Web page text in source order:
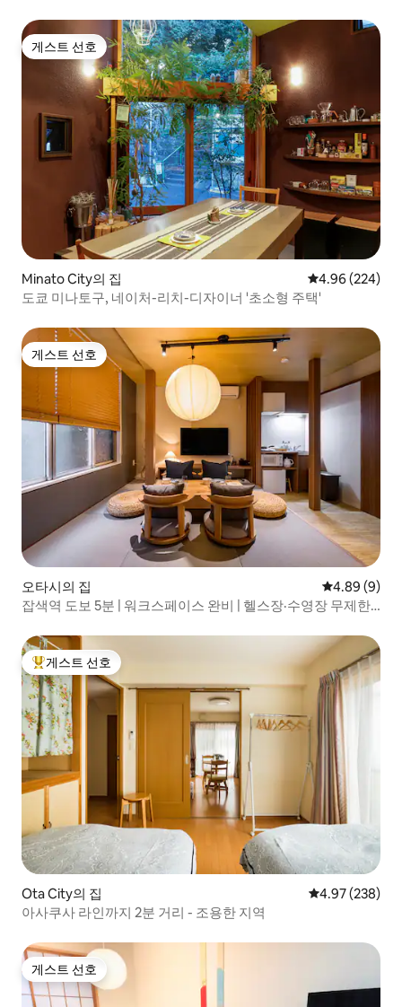
게스트 선호
게스트 선호
Minato City의 집 평점 4.96점(5
4.96 (224)
도쿄 미나토구, 네이처-리치-디자이너 '초소형 주택'
게스트 선호
게스트 선호
오타시의 집 평점 4.89점
4.89 (9)
잡색역 도보 5분 | 워크스페이스 완비 | 헬스장·수영장 무제한
상위 게스트 선호
게스트 선호
Ota City의 집 평점 4.97점(5
4.97 (238)
아사쿠사 라인까지 2분 거리 - 조용한 지역
게스트 선호
게스트 선호